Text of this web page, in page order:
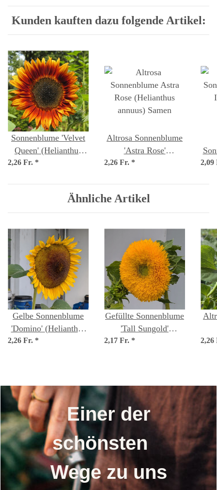
Kunden kauften dazu folgende Artikel:
Sonnenblume 'Velvet
Queen' (Helianthus
annuus) Bio Saatgut
2,26 Fr. *
Altrosa Sonnenblume
'Astra Rose'
(Helianthus annuus)
2,26 Fr. *
Ähnliche Artikel
Gelbe Sonnenblume
'Domino' (Helianthus
annuus) Samen
2,26 Fr. *
Gefüllte Sonnenblume
'Tall Sungold'
(Helianthus annuus)
2,17 Fr. *
Einer der
schönsten
Wege zu uns